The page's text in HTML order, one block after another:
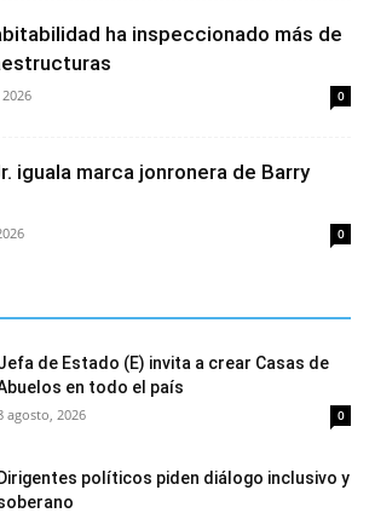
ha inspeccionado más de
0
iguala marca jonronera de Barry
0
de Estado (E) invita a crear Casas de
en todo el país
agosto, 2026 0
Dirigentes políticos piden diálogo inclusivo y